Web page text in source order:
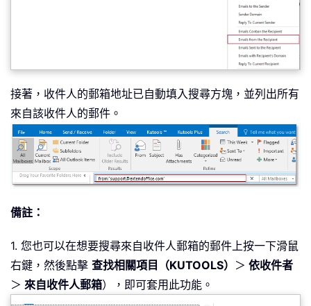
接著，收件人的郵箱地址已自動填入搜尋方塊，並列出所有
來自該收件人的郵件。
備註：
1. 您也可以在想要搜尋來自收件人郵箱的郵件上按一下滑鼠
右鍵，然後點擊 查找相關項目（KUTOOLS） ＞ 依收件者
＞ 來自收件人郵箱），即可套用此功能。